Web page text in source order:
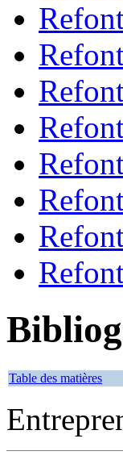
Table des matières